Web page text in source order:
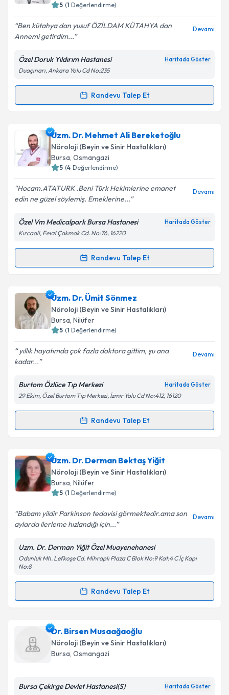
Kişisel verilerimin işlenmesine ilişkin
Aydınlatma
Metni'ni okudum ve kişisel verilerimin belirtilen
kapsamda işlenmesini kabul ediyorum.
5 (1 Değerlendirme)
Ben kütahya dan yusuf ÖZİLDAM KÜTAHYA dan
Annemi getirdim...
Devamı
Özel Doruk Yıldırım Hastanesi Haritada Göster
Duaçınarı, Ankara Yolu Cd No:235
Randevu Talep Et
Randevu Takvimi Talebi
Uzm. Dr. Nurhan Şahinkaya için randevu takvimi
talebi oluşturun. Size bu uzmandan randevu almanız
için bir takvim hazırlandığında e-posta ile
bilgilendireceğiz.
E-posta Adresiniz
Kişisel verilerimin işlenmesine ilişkin
Metni'ni okudum ve kişisel verilerimin belirtilen
kapsamda işlenmesini kabul ediyorum.
Uzm. Dr. Mehmet Ali Bereketoğlu
Nöroloji (Beyin ve Sinir Hastalıkları)
Bursa, Osmangazi
5 (4 Değerlendirme)
Hocam.ATATURK .Beni Türk Hekimlerine emanet
edin ne güzel söylemiş. Emeklerine...
Devamı
Özel Vm Medicalpark Bursa Hastanesi Haritada Göster
Kırcaali, Fevzi Çakmak Cd. No:76, 16220
Randevu Talep Et
Randevu Takvimi Talebi
Uzm. Dr. Mehmet Ali Bereketoğlu
takvimi talebi oluşturun. Size bu uzmandan randevu
almanız için bir takvim hazırlandığında e-posta ile
bilgilendireceğiz.
E-posta Adresiniz
Kişisel verilerimin işlenmesine ilişkinAydınlatma
Metni'ni okudum ve kişisel verilerimin belirtilen
kapsamda işlenmesini kabul ediyorum.
Uzm. Dr. Ümit Sönmez
Nöroloji (Beyin ve Sinir Hastalıkları)
Bursa, Nilüfer
5 (1 Değerlendirme)
yıllık hayatımda çok fazla doktora gittim, şu ana
kadar...
Devamı
Burtom Özlüce Tıp Merkezi Haritada Göster
29 Ekim, Özel Burtom Tıp Merkezi, İzmir Yolu Cd No:412, 16120
Randevu Talep Et
Randevu Takvimi Talebi
Uzm. Dr. Ümit Sönmeziçin randevu takvimi talebi
oluşturun. Size bu uzmandan randevu almanız için bir
takvim hazırlandığında e-posta ile bilgilendireceğiz.
Kişisel verilerimin işlenmesine ilişkin
Metni'ni okudum ve kişisel verilerimin belirtilen
Takvim Talebini Gönder
Uzm. Dr. Derman Bektaş Yiğit
Nöroloji (Beyin ve Sinir Hastalıkları)
Bursa, Nilüfer
5 (1 Değerlendirme)
Babam yildir Parkinson tedavisi görmektedir.ama son
aylarda ilerleme hızlandığı için...
Devamı
Uzm. Dr. Derman Yiğit Özel Muayenehanesi
Odunluk Mh. Lefkoşe Cd. Mihraplı Plaza C Blok No:9 Kat:4 C İç Kapı
No:8
Randevu Talep Et
Randevu Takvimi Talebi
Uzm. Dr. Derman Bektaş Yiğitiçin randevu takvimi
talebi oluşturun. Size bu uzmandan randevu almanız
için bir takvim hazırlandığında e-posta ile
Dr. Birsen Musaağaoğlu
Nöroloji (Beyin ve Sinir Hastalıkları)
Bursa, Osmangazi
Bursa Çekirge Devlet Hastanesi(S) Haritada Göster